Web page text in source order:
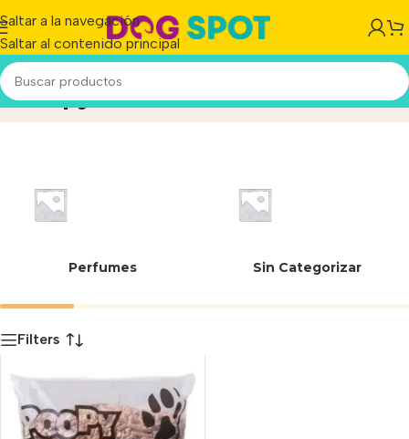
Saltar a la navegación
Saltar al contenido principal
Poopy PetInicio/Producto
Perfumes Sin Categorizar
Filters